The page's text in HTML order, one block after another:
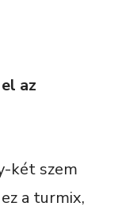
az
két szem
a turmix,